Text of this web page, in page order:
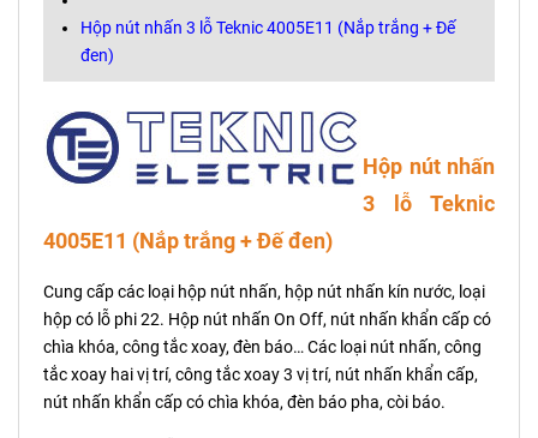
Hộp nút nhấn 3 lỗ Teknic 4005E11 (Nắp trắng + Đế
đen)
Hộp nút nhấn
3 lỗ Teknic
4005E11 (Nắp trắng + Đế đen)
Cung cấp các loại hộp nút nhấn, hộp nút nhấn kín nước, loại
hộp có lỗ phi 22. Hộp nút nhấn On Off, nút nhấn khẩn cấp có
chìa khóa, công tắc xoay, đèn báo… Các loại nút nhấn, công
tắc xoay hai vị trí, công tắc xoay 3 vị trí, nút nhấn khẩn cấp,
nút nhấn khẩn cấp có chìa khóa, đèn báo pha, còi báo.